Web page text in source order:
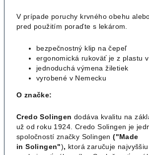
V prípade poruchy krvného obehu
pred použitím poraďte s lekárom.
bezpečnostný klip na čepeľ
ergonomická rukoväť je z plastu
jednoduchá výmena žiletiek
vyrobené v Nemecku
O značke:
Credo Solingen dodáva kvalitu na
už od roku 1924. Credo Solingen je
spoločností značky Solingen ("Made
in Solingen"), ktorá zaručuje